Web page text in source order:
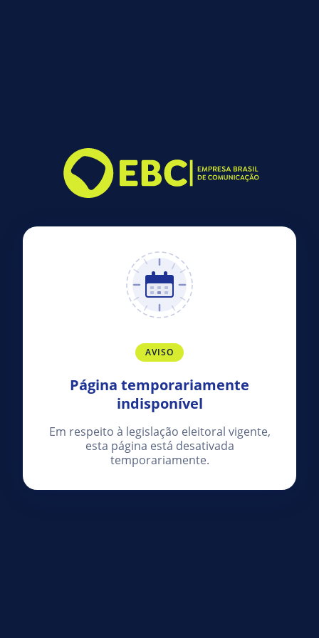
AVISO
Página temporariamente
indisponível
Em respeito à legislação eleitoral vigente,
esta página está desativada
temporariamente.